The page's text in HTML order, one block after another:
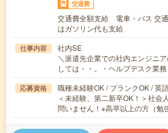
交通費
交通費全額支給 電車・バス 交
はガソリン代も支給
仕事内容
社内SE
＼派遣先企業での社内エンジニ
しては・・。・ヘルプデスク
応募資格
職種未経験OK / ブランクOK / 英
＜未経験、第二新卒OK！＞社会
問いません！※高卒以上の方（